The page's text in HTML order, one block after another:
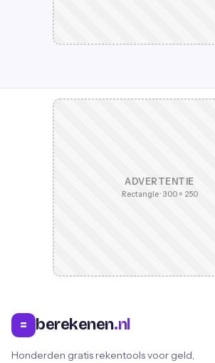
ADVERTENTIE
Rectangle · 300 × 250
= berekenen.nl
Honderden gratis rekentools voor geld,